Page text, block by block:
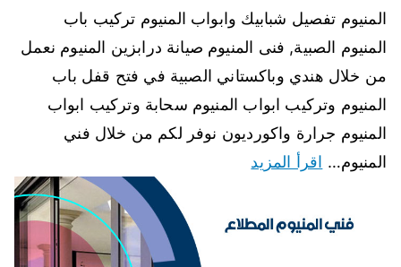
المنيوم تفصيل شبابيك وابواب المنيوم تركيب باب
المنيوم الصبية, فنى المنيوم صيانة درابزين المنيوم نعمل
من خلال هندي وباكستاني الصبية في فتح قفل باب
المنيوم وتركيب ابواب المنيوم سحابة وتركيب ابواب
المنيوم جرارة واكورديون نوفر لكم من خلال فني
المنيوم… اقرأ المزيد